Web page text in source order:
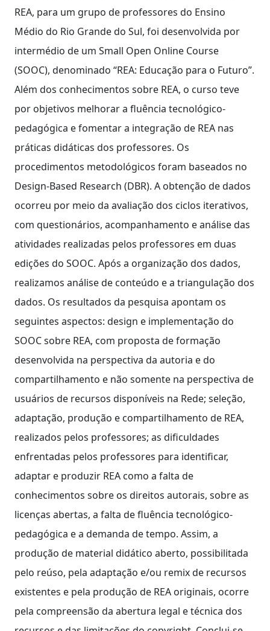
REA, para um grupo de professores do Ensino
Médio do Rio Grande do Sul, foi desenvolvida por
intermédio de um Small Open Online Course
(SOOC), denominado “REA: Educação para o Futuro”.
Além dos conhecimentos sobre REA, o curso teve
por objetivos melhorar a fluência tecnológico-
pedagógica e fomentar a integração de REA nas
práticas didáticas dos professores. Os
procedimentos metodológicos foram baseados no
Design-Based Research (DBR). A obtenção de dados
ocorreu por meio da avaliação dos ciclos iterativos,
com questionários, acompanhamento e análise das
atividades realizadas pelos professores em duas
edições do SOOC. Após a organização dos dados,
realizamos análise de conteúdo e a triangulação dos
dados. Os resultados da pesquisa apontam os
seguintes aspectos: design e implementação do
SOOC sobre REA, com proposta de formação
desenvolvida na perspectiva da autoria e do
compartilhamento e não somente na perspectiva de
usuários de recursos disponíveis na Rede; seleção,
adaptação, produção e compartilhamento de REA,
realizados pelos professores; as dificuldades
enfrentadas pelos professores para identificar,
adaptar e produzir REA como a falta de
conhecimentos sobre os direitos autorais, sobre as
licenças abertas, a falta de fluência tecnológico-
pedagógica e a demanda de tempo. Assim, a
produção de material didático aberto, possibilitada
pelo reúso, pela adaptação e/ou remix de recursos
existentes e pela produção de REA originais, ocorre
pela compreensão da abertura legal e técnica dos